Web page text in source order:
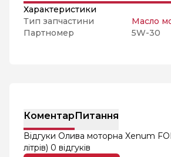
Характеристики
Тип запчастини
Масло
Партномер
5W-30
КоментарПитання
Відгуки Олива моторна Xenum
літрів) 0 відгуків